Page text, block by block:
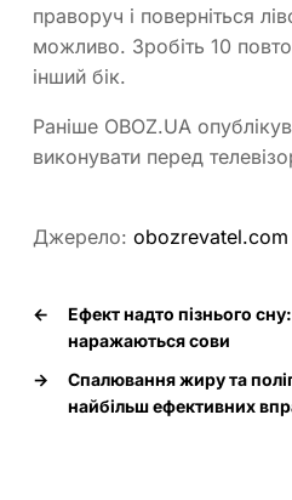
праворуч і поверніться
можливо. Зробіть 10
інший бік.
Раніше OBOZ.UA
виконувати перед
Джерело: obozrevatel.com
←
Ефект надто пізнього
наражаються сови
→
Спалювання жиру та
найбільш ефективних